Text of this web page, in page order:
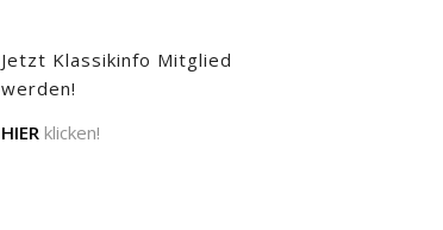
Jetzt Klassikinfo Mitglied
werden!
HIER klicken!